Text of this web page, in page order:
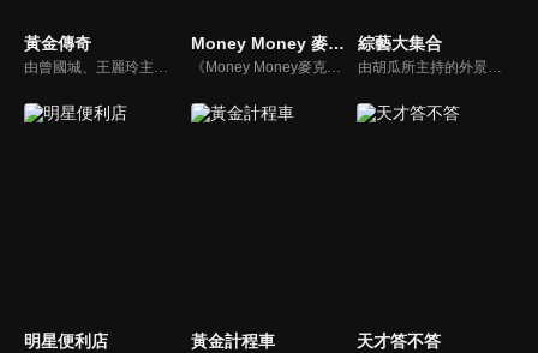
黃金傳奇
由曾國城、王麗玲主持，許多人記憶中的經典外景綜藝節目之一。每次闖關成功的隊伍，可獲得藏寶圖；拼湊出完整藏寶圖者，可憑著藏寶圖提示至寶箱放置處；最後以正確寶箱之正確答案鑰匙開啟成功者，除隊長本身外的每位參賽者，即可獲得價值新台幣5萬元之黃金金牌。
Money Money 麥克瘋
《Money Money麥克瘋》節目強調不比音準、不比音色，也不比外型、外貌、氣質、長相等如何，只強調只要歌詞記得牢，就可以參加比賽。
綜藝大集合
由胡瓜所主持的外景綜藝節目，秉持著「幸福好運到，獎金送夠夠」的精神，和眾多藝人與鄉親同樂玩遊戲拿獎金，介紹各地的人文、美食、特產等，提供豐富多元的內容，不間斷的笑料，讓您忘卻一切煩惱、開懷大笑。
明星便利店 黃金計程車 天才答不答